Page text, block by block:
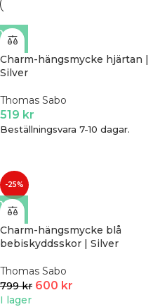
Charm-hängsmycke hjärtan |
Silver
Thomas Sabo
519 kr
Beställningsvara 7-10 dagar.
-25%
Charm-hängsmycke blå
bebiskyddsskor | Silver
Thomas Sabo
799kr 600 kr
I lager